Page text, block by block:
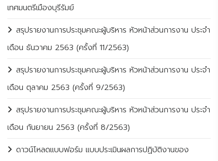
เทศมนตรีเมืองบุรีรัมย์
สรุปรายงานการประชุมคณะผู้บริหาร หัวหน้าส่วนการงาน ประจำ
เดือน ธันวาคม 2563 (ครั้งที่ 11/2563)
สรุปรายงานการประชุมคณะผู้บริหาร หัวหน้าส่วนการงาน ประจำ
เดือน ตุลาคม 2563 (ครั้งที่ 9/2563)
สรุปรายงานการประชุมคณะผู้บริหาร หัวหน้าส่วนการงาน ประจำ
เดือน กันยายน 2563 (ครั้งที่ 8/2563)
ดาวน์โหลดแบบฟอร์ม แบบประเมินผลการปฏิบัติงานของ